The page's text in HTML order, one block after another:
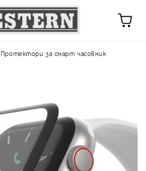
Протектори за смарт часовник